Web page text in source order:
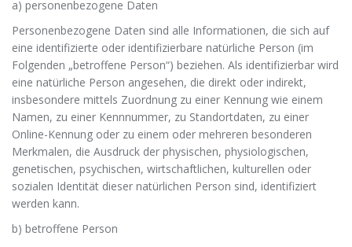
a) personenbezogene Daten
Personenbezogene Daten sind alle Informationen, die sich auf
eine identifizierte oder identifizierbare natürliche Person (im
Folgenden „betroffene Person“) beziehen. Als identifizierbar wird
eine natürliche Person angesehen, die direkt oder indirekt,
insbesondere mittels Zuordnung zu einer Kennung wie einem
Namen, zu einer Kennnummer, zu Standortdaten, zu einer
Online-Kennung oder zu einem oder mehreren besonderen
Merkmalen, die Ausdruck der physischen, physiologischen,
genetischen, psychischen, wirtschaftlichen, kulturellen oder
sozialen Identität dieser natürlichen Person sind, identifiziert
werden kann.
b) betroffene Person